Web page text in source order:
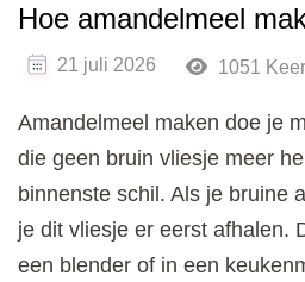
Hoe amandelmeel
21 juli 2026 1051
Amandelmeel maken doe je
die geen bruin vliesje meer
binnenste schil. Als je bruine
je dit vliesje er eerst afhalen.
een blender of in een